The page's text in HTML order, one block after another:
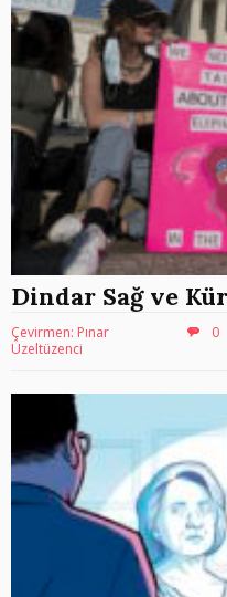
Dindar Sağ ve
Çevirmen: Pınar
Üzeltüzenci
0